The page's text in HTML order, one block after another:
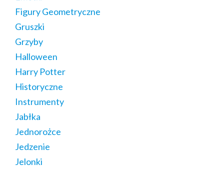
Figury Geometryczne
Gruszki
Grzyby
Halloween
Harry Potter
Historyczne
Instrumenty
Jabłka
Jednorożce
Jedzenie
Jelonki